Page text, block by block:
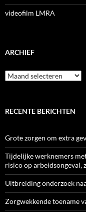
videofilm LMRA
ARCHIEF
Archief
RECENTE BERICHTEN
Grote zorgen om extra
Tijdelijke werknemers
risico op arbeidsongeval,
Uitbreiding onderzoek
Zorgwekkende toename